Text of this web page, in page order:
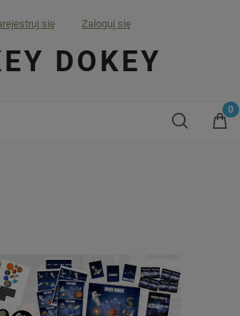
się Zaloguj się
DOKEY